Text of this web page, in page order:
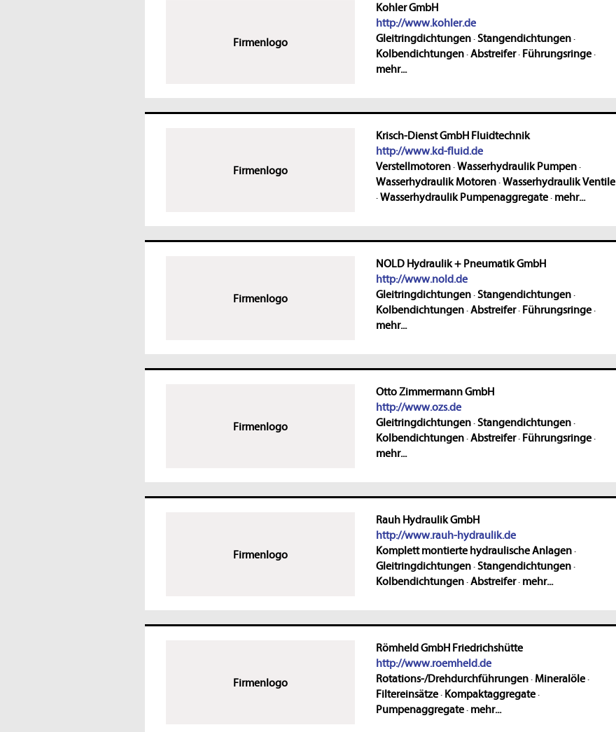
Firmenlogo
Kohler GmbH
http://www.kohler.de
Gleitringdichtungen·Stangendichtungen·
Kolbendichtungen·Abstreifer· Führungsringe·
mehr...
Firmenlogo
Krisch-Dienst GmbH Fluidtechnik
http://www.kd-fluid.de
Verstellmotoren·Wasserhydraulik Pumpen·
Wasserhydraulik Motoren·Wasserhydraulik Ventile
·Wasserhydraulik Pumpenaggregate· mehr...
Firmenlogo
NOLD Hydraulik + Pneumatik GmbH
http://www.nold.de
Gleitringdichtungen·Stangendichtungen·
Kolbendichtungen·Abstreifer· Führungsringe·
mehr...
Firmenlogo
Otto Zimmermann GmbH
http://www.ozs.de
Gleitringdichtungen·Stangendichtungen·
Kolbendichtungen·Abstreifer· Führungsringe·
mehr...
Firmenlogo
Rauh Hydraulik GmbH
http://www.rauh-hydraulik.de
Komplett montierte hydraulische Anlagen·
Gleitringdichtungen·Stangendichtungen·
Kolbendichtungen·Abstreifer· mehr...
Firmenlogo
Römheld GmbH Friedrichshütte
http://www.roemheld.de
Rotations-/Drehdurchführungen· Mineralöle·
Filtereinsätze· Kompaktaggregate·
Pumpenaggregate· mehr...